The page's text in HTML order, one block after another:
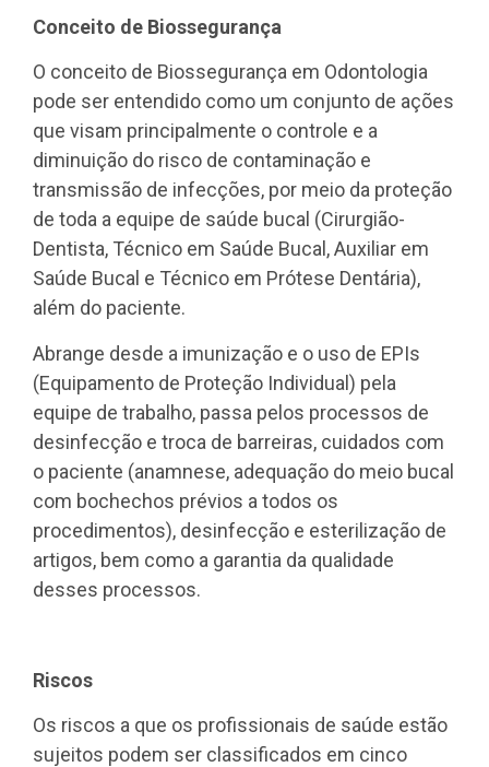
Conceito de Biossegurança
O conceito de Biossegurança em Odontologia
pode ser entendido como um conjunto de ações
que visam principalmente o controle e a
diminuição do risco de contaminação e
transmissão de infecções, por meio da proteção
de toda a equipe de saúde bucal (Cirurgião-
Dentista, Técnico em Saúde Bucal, Auxiliar em
Saúde Bucal e Técnico em Prótese Dentária),
além do paciente.
Abrange desde a imunização e o uso de EPIs
(Equipamento de Proteção Individual) pela
equipe de trabalho, passa pelos processos de
desinfecção e troca de barreiras, cuidados com
o paciente (anamnese, adequação do meio bucal
com bochechos prévios a todos os
procedimentos), desinfecção e esterilização de
artigos, bem como a garantia da qualidade
desses processos.
Riscos
Os riscos a que os profissionais de saúde estão
sujeitos podem ser classificados em cinco